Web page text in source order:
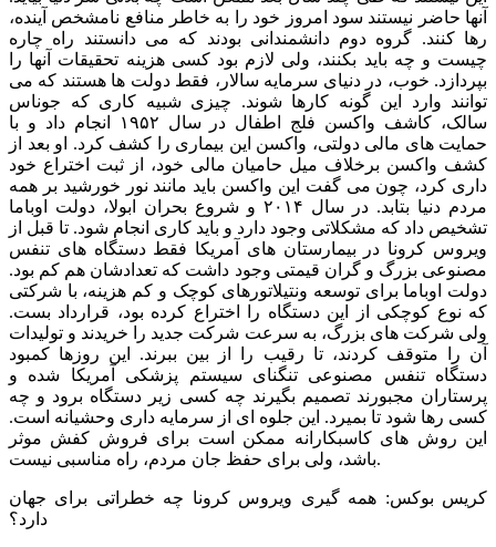
آنها حاضر نیستند سود امروز خود را به خاطر منافع نامشخص آینده،
رها کنند. گروه دوم دانشمندانی بودند که می دانستند راه چاره
چیست و چه باید بکنند، ولی لازم بود کسی هزینه تحقیقات آنها را
بپردازد. خوب، در دنیای سرمایه سالار، فقط دولت ها هستند که می
توانند وارد این گونه کارها شوند. چیزی شبیه کاری که جوناس
سالک، کاشف واکسن فلج اطفال در سال ۱۹۵۲ انجام داد و با
حمایت های مالی دولتی، واکسن این بیماری را کشف کرد. او بعد از
کشف واکسن برخلاف میل حامیان مالی خود، از ثبت اختراع خود
داری کرد، چون می گفت این واکسن باید مانند نور خورشید بر همه
مردم دنیا بتابد. در سال ۲۰۱۴ و شروع بحران ابولا، دولت اوباما
تشخیص داد که مشکلاتی وجود دارد و باید کاری انجام شود. تا قبل از
ویروس کرونا در بیمارستان های آمریکا فقط دستگاه های تنفس
مصنوعی بزرگ و گران قیمتی وجود داشت که تعدادشان هم کم بود.
دولت اوباما برای توسعه ونتیلاتورهای کوچک و کم هزینه، با شرکتی
که نوع کوچکی از این دستگاه را اختراع کرده بود، قرارداد بست.
ولی شرکت های بزرگ، به سرعت شرکت جدید را خریدند و تولیدات
آن را متوقف کردند، تا رقیب را از بین ببرند. این روزها کمبود
دستگاه تنفس مصنوعی تنگنای سیستم پزشکی آمریکا شده و
پرستاران مجبورند تصمیم بگیرند چه کسی زیر دستگاه برود و چه
کسی رها شود تا بمیرد. این جلوه ای از سرمایه داری وحشیانه است.
این روش های کاسبکارانه ممکن است برای فروش کفش موثر
باشد، ولی برای حفظ جان مردم، راه مناسبی نیست.
کریس بوکس: همه گیری ویروس کرونا چه خطراتی برای جهان
دارد؟